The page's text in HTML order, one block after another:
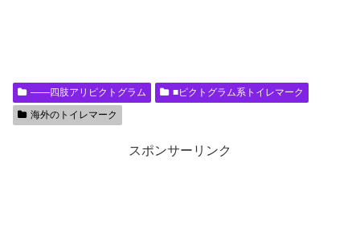
――四肢アリピクトグラム
■ピクトグラム系トイレマーク
海外のトイレマーク
スポンサーリンク